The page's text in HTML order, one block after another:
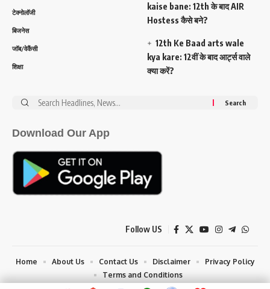
टेक्नोलॉजी
बिजनेस
जॉब/वेकैंसी
शिक्षा
kaise bane: 12th के बाद AIR
Hostess कैसे बने?
12th Ke Baad arts wale
kya kare: 12वीं के बाद आर्ट्स वाले
क्या करें?
Search
Download Our App
Follow US
Home About Us Contact Us Disclaimer
Privacy Policy
Terms and Conditions